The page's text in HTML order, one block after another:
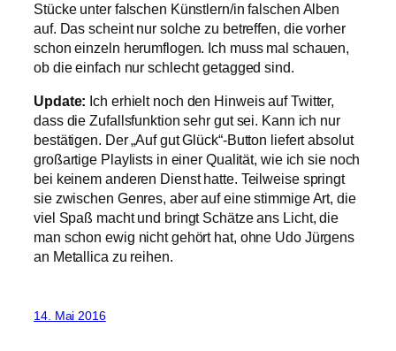
Stücke unter falschen Künstlern/in falschen Alben
auf. Das scheint nur solche zu betreffen, die vorher
schon einzeln herumflogen. Ich muss mal schauen,
ob die einfach nur schlecht getagged sind.
Update: Ich erhielt noch den Hinweis auf Twitter,
dass die Zufallsfunktion sehr gut sei. Kann ich nur
bestätigen. Der „Auf gut Glück“-Button liefert absolut
großartige Playlists in einer Qualität, wie ich sie noch
bei keinem anderen Dienst hatte. Teilweise springt
sie zwischen Genres, aber auf eine stimmige Art, die
viel Spaß macht und bringt Schätze ans Licht, die
man schon ewig nicht gehört hat, ohne Udo Jürgens
an Metallica zu reihen.
14. Mai 2016